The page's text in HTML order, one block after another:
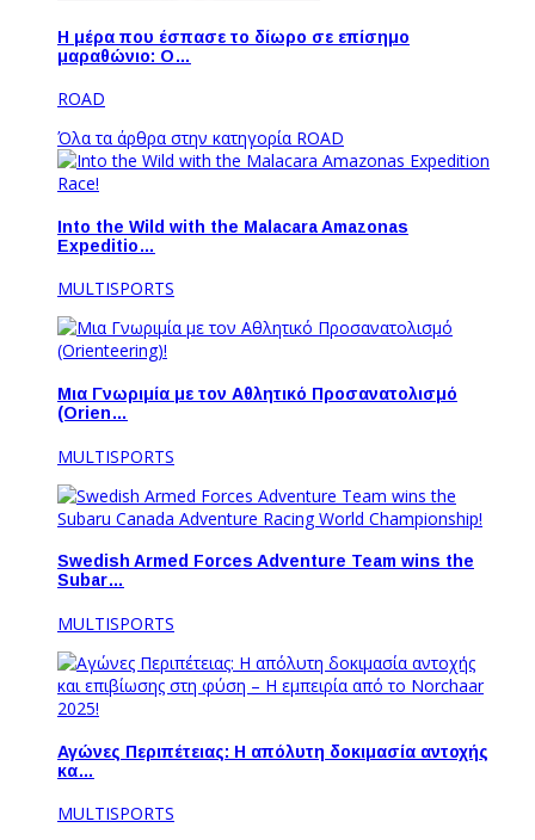
Η μέρα που έσπασε το δίωρο σε επίσημο
μαραθώνιο: Ο…
ROAD
Όλα τα άρθρα στην κατηγορία ROAD
Into the Wild with the Malacara Amazonas
Expeditio…
MULTISPORTS
Μια Γνωριμία με τον Αθλητικό Προσανατολισμό
(Orien…
MULTISPORTS
Swedish Armed Forces Adventure Team wins the
Subar…
MULTISPORTS
Αγώνες Περιπέτειας: Η απόλυτη δοκιμασία αντοχής
κα…
MULTISPORTS